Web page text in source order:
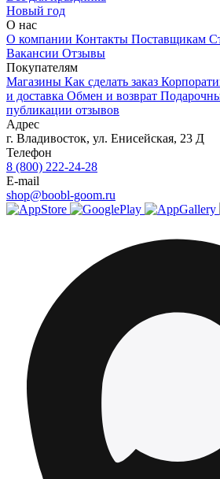
Новый год
О нас
О компании Контакты Поставщикам
Вакансии Отзывы
Покупателям
Магазины Как сделать заказ
и доставка Обмен и возврат
публикации отзывов
Адрес
г. Владивосток, ул. Енисейская, 23 Д
Телефон
8 (800) 222-24-28
E-mail
shop@boobl-goom.ru